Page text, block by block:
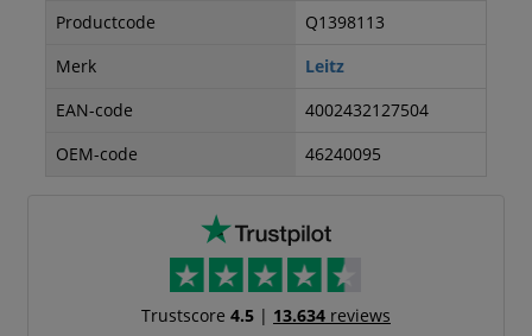
Productcode
Q1398113
Merk
Leitz
EAN-code
4002432127504
OEM-code
46240095
Trustscore 4.5| 13.634reviews